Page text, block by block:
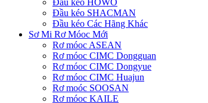
Đầu kéo HOWO
Đầu kéo SHACMAN
Đầu kéo Các Hãng Khác
Sơ Mi Rơ Móoc Mới
Rơ móoc ASEAN
Rơ móoc CIMC Dongguan
Rơ móoc CIMC Dongyue
Rơ móoc CIMC Huajun
Rơ moóc SOOSAN
Rơ móoc KAILE